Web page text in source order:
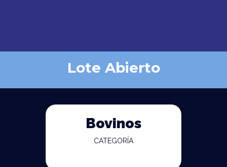
Lote Abierto
Bovinos
CATEGORÍA